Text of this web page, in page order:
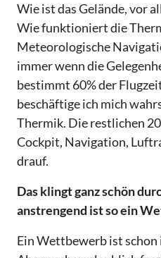
Wie ist das Gelände, vor
Wie funktioniert die
Meteorologische
immer wenn die
bestimmt 60% der
beschäftige ich mich
Thermik. Die restlichen
Cockpit, Navigation,
drauf.
Das klingt ganz schön
anstrengend ist so ein
Ein Wettbewerb ist